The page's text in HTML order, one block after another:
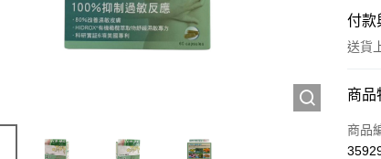
付款
送貨
付
信用
商品
商品